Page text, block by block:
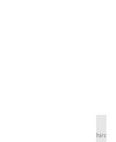
hirdetés